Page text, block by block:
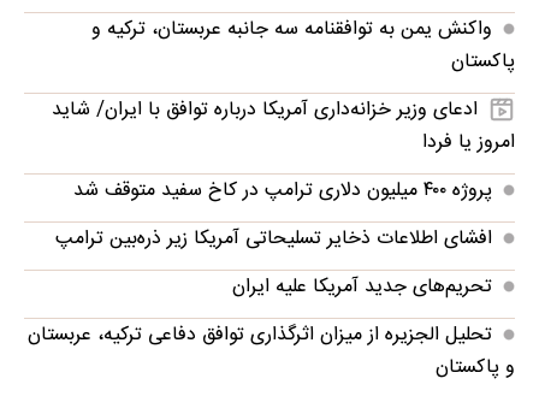
واکنش یمن به توافقنامه سه جانبه عربستان، ترکیه و
پاکستان
ادعای وزیر خزانه‌داری آمریکا درباره توافق با ایران/ شاید
امروز یا فردا
پروژه ۴۰۰ میلیون دلاری ترامپ در کاخ سفید متوقف شد
افشای اطلاعات ذخایر تسلیحاتی آمریکا زیر ذره‌بین ترامپ
تحریم‌های جدید آمریکا علیه ایران
تحلیل الجزیره از میزان اثرگذاری توافق دفاعی ترکیه، عربستان
و پاکستان